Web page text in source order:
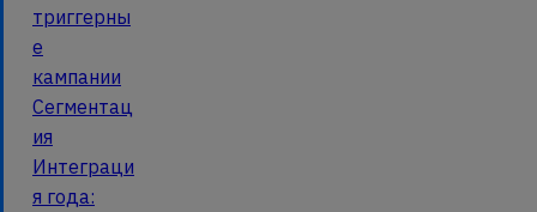
триггерны
е
кампании
Сегментац
ия
Интеграци
я года: